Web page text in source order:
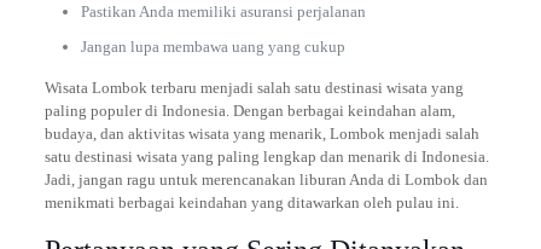
Pastikan Anda memiliki asuransi perjalanan
Jangan lupa membawa uang yang cukup
Wisata Lombok terbaru menjadi salah satu destinasi wisata yang
paling populer di Indonesia. Dengan berbagai keindahan alam,
budaya, dan aktivitas wisata yang menarik, Lombok menjadi salah
satu destinasi wisata yang paling lengkap dan menarik di Indonesia.
Jadi, jangan ragu untuk merencanakan liburan Anda di Lombok dan
menikmati berbagai keindahan yang ditawarkan oleh pulau ini.